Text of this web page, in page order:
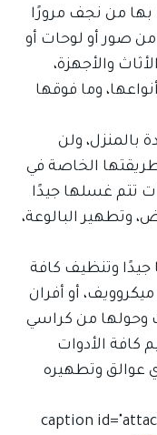
بها من نجف مرورًا
من صور أو لوحات أو
والأجهزة،
وما فوقها
بالمنزل، ولن
طريقتها الخاصة في
تتم غسلها جيدًا
وتطهير البالوعة،
جيدًا وتنظيف كافة
أو أفران
وحولها من كراسي
كافة الأدوات
عوالق وتطهيره
[caption